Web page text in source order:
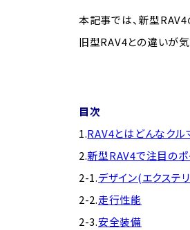
本記事では、新型
旧型RAV4との違いが
目次
1.RAV4とはどんなクル
2.新型RAV4で注目のポ
2-1.デザイン(エクステ
2-2.走行性能
2-3.安全装備